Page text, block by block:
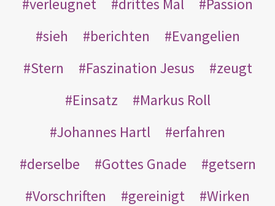
sieh
berichten
Evangelien
Stern
Faszination Jesus
zeugt
Einsatz
Markus Roll
Johannes Hartl
erfahren
derselbe
Gottes Gnade
getsern
Vorschriften
gereinigt
Wirken